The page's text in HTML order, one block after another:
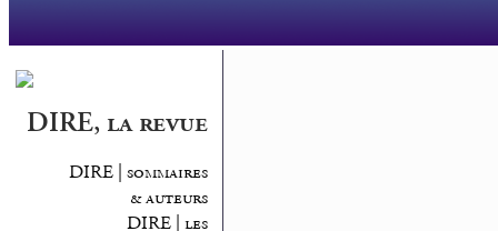
DIRE, la revue
DIRE | sommaires
& auteurs
DIRE | les